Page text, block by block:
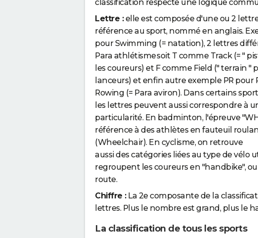
classification respecte une logique
Lettre :elle est composée d'une ou 2
référence au sport, nommé en anglais.
pour Swimming (= natation), 2 lettres
Para athlétisme soit T comme Track (= "
les coureurs) et F comme Field (" terrain "
lanceurs) et enfin autre exemple PR pour
Rowing (= Para aviron). Dans certains
les lettres peuvent aussi correspondre à
particularité. En badminton, l'épreuve
référence à des athlètes en fauteuil
(Wheelchair). En cyclisme, on retrouve
aussi des catégories liées au type de vélo
regroupent les coureurs en "handbike",
route.
Chiffre :La 2e composante de la
lettres. Plus le nombre est grand, plus le
La classification de tous les sports